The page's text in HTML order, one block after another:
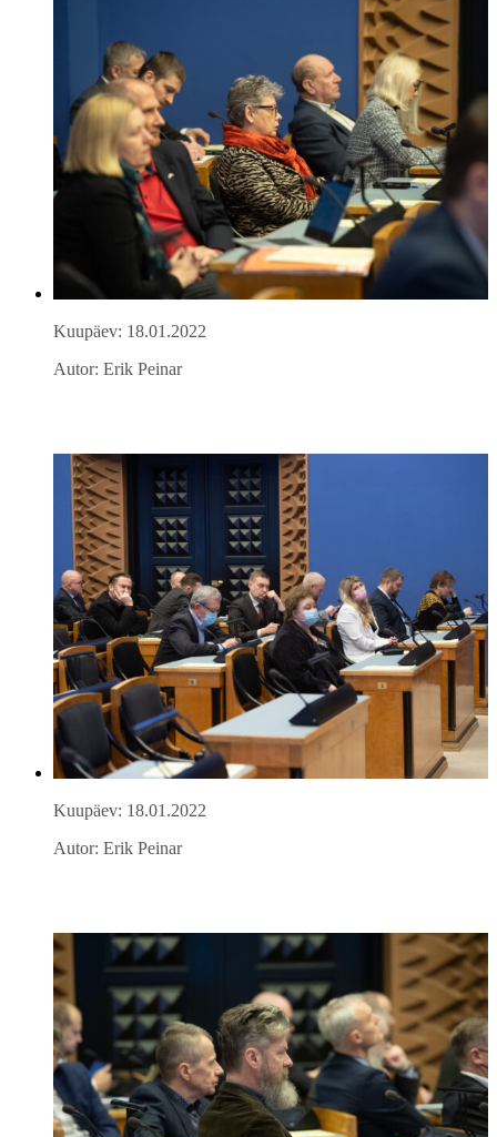
Kuupäev: 18.01.2022
Autor: Erik Peinar
Kuupäev: 18.01.2022
Autor: Erik Peinar